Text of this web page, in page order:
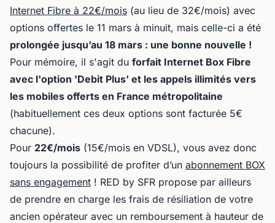
Internet Fibre à 22€/mois (au lieu de 32€/mois) avec
options offertes le 11 mars à minuit, mais celle-ci a été
prolongée jusqu’au 18 mars : une bonne nouvelle !
Pour mémoire, il s'agit du forfait Internet Box Fibre
avec l'option 'Debit Plus' et les appels illimités vers
les mobiles offerts en France métropolitaine
(habituellement ces deux options sont facturée 5€
chacune).
Pour 22€/mois (15€/mois en VDSL), vous avez donc
toujours la possibilité de profiter d’un abonnement BOX
sans engagement ! RED by SFR propose par ailleurs
de prendre en charge les frais de résiliation de votre
ancien opérateur avec un remboursement à hauteur de